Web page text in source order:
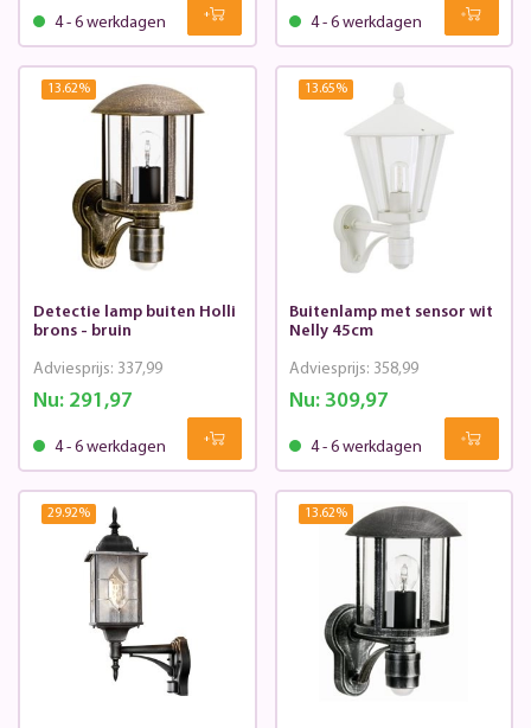
4 - 6 werkdagen 4 - 6 werkdagen
13.62%
Detectie lamp buiten Holli
brons - bruin
Nu:291,97
Adviesprijs: 337,99
4 - 6 werkdagen
13.65%
Buitenlamp met sensor wit
Nelly 45cm
Nu: 309,97
Adviesprijs: 358,99
4 - 6 werkdagen
29.92% 13.62%